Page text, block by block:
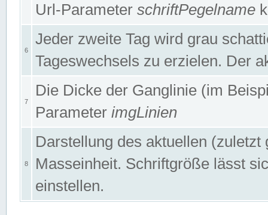
Url-Parameter schriftPegelname
6
Jeder zweite Tag wird grau
Tageswechsels zu erzielen. Der
7
Die Dicke der Ganglinie (im
Parameter imgLinien
8
Darstellung des aktuellen
Masseinheit. Schriftgröße lässt
einstellen.